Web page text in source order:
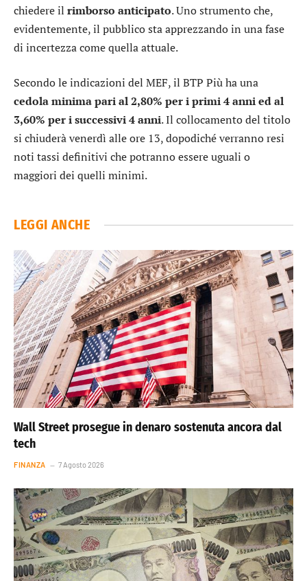
chiedere il rimborso anticipato. Uno strumento che,
evidentemente, il pubblico sta apprezzando in una fase
di incertezza come quella attuale.
Secondo le indicazioni del MEF, il BTP Più ha una
cedola minima pari al 2,80% per i primi 4 anni ed al
3,60% per i successivi 4 anni. Il collocamento del titolo
si chiuderà venerdì alle ore 13, dopodiché verranno resi
noti tassi definitivi che potranno essere uguali o
maggiori dei quelli minimi.
LEGGI ANCHE
Wall Street prosegue in denaro sostenuta ancora dal
tech
FINANZA 7 Agosto 2026